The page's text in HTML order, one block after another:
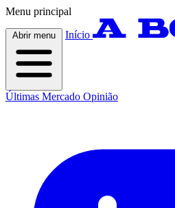
Menu principal
Abrir menu Início
Últimas Mercado Opinião